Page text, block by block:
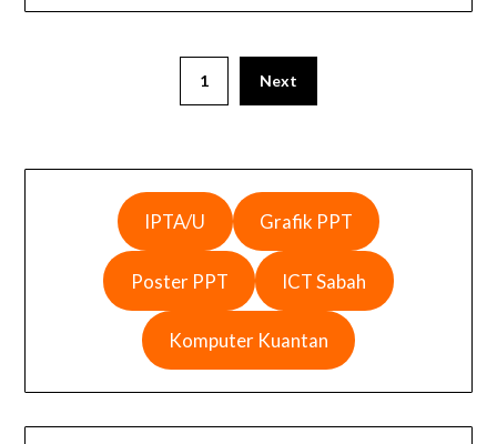
1 Next
IPTA/U Grafik PPT
Poster PPT ICT Sabah
Komputer Kuantan